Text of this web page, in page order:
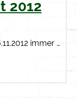
2012
immer …